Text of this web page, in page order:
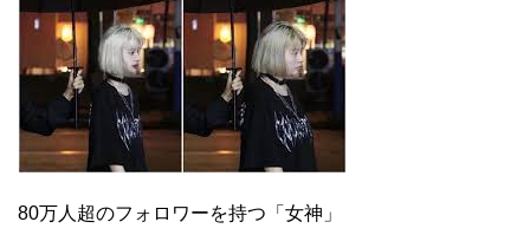
80万人超のフォロワーを持つ「女神」